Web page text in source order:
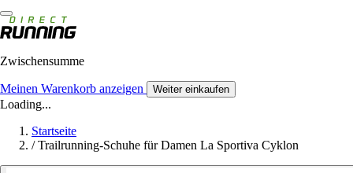
Zwischensumme
Meinen Warenkorb anzeigen Weiter einkaufen
Loading...
Startseite
/ Trailrunning-Schuhe für Damen La Sportiva Cyklon